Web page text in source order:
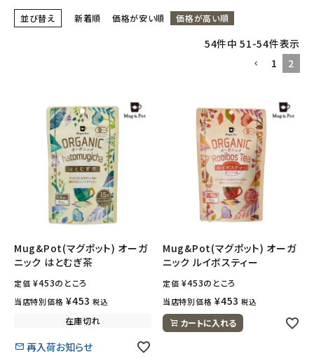
衛生用品
インナー・下着・ナイトウェア
キッズ・ベビー・マタニティ
キッチン用品
フード・ドリンク
ブランド
定期購入
並び替え 新着順 価格が安い順 価格が高い順
54件中 51-54件表示
1
2
Mug&Pot(マグポット) オーガ
ニック はとむぎ茶
定価 ¥453のところ
当店特別価格 ¥453 税込
在庫切れ
再入荷お知らせ
Mug&Pot(マグポット) オーガ
ニック ルイボスティー
定価 ¥453のところ
当店特別価格 ¥453 税込
カートに入れる